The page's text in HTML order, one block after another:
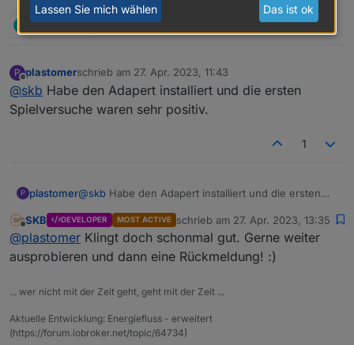
1 Antwort 1
P
Offline
plastomerschrieb am 27. Apr. 2023, 11:43
zuletzt editiert von
@skb Habe den Adapert installiert und die ersten
Spielversuche waren sehr positiv.
1
P plastomer@skb Habe den Adapert installiert und die ersten
Offline
SKB DEVELOPER MOST ACTIVE schrieb am 27. Apr. 2023, 13:35
zuletzt editiert von
@plastomer Klingt doch schonmal gut. Gerne weiter
ausprobieren und dann eine Rückmeldung! :)
... wer nicht mit der Zeit geht, geht mit der Zeit ...
Aktuelle Entwicklung: Energiefluss - erweitert
(https://forum.iobroker.net/topic/64734)
Lassen Sie mich wählen Das ist ok